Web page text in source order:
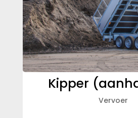
Kipper
Vervoer